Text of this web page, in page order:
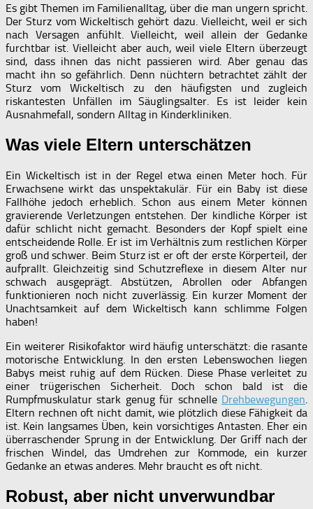
Es gibt Themen im Familienalltag, über die man ungern spricht.
Der Sturz vom Wickeltisch gehört dazu. Vielleicht, weil er sich
nach Versagen anfühlt. Vielleicht, weil allein der Gedanke
furchtbar ist. Vielleicht aber auch, weil viele Eltern überzeugt
sind, dass ihnen das nicht passieren wird. Aber genau das
macht ihn so gefährlich. Denn nüchtern betrachtet zählt der
Sturz vom Wickeltisch zu den häufigsten und zugleich
riskantesten Unfällen im Säuglingsalter. Es ist leider kein
Ausnahmefall, sondern Alltag in Kinderkliniken.
Was viele Eltern unterschätzen
Ein Wickeltisch ist in der Regel etwa einen Meter hoch. Für
Erwachsene wirkt das unspektakulär. Für ein Baby ist diese
Fallhöhe jedoch erheblich. Schon aus einem Meter können
gravierende Verletzungen entstehen. Der kindliche Körper ist
dafür schlicht nicht gemacht. Besonders der Kopf spielt eine
entscheidende Rolle. Er ist im Verhältnis zum restlichen Körper
groß und schwer. Beim Sturz ist er oft der erste Körperteil, der
aufprallt. Gleichzeitig sind Schutzreflexe in diesem Alter nur
schwach ausgeprägt. Abstützen, Abrollen oder Abfangen
funktionieren noch nicht zuverlässig. Ein kurzer Moment der
Unachtsamkeit auf dem Wickeltisch kann schlimme Folgen
haben!
Ein weiterer Risikofaktor wird häufig unterschätzt: die rasante
motorische Entwicklung. In den ersten Lebenswochen liegen
Babys meist ruhig auf dem Rücken. Diese Phase verleitet zu
einer trügerischen Sicherheit. Doch schon bald ist die
Rumpfmuskulatur stark genug für schnelle Drehbewegungen
Eltern rechnen oft nicht damit, wie plötzlich diese Fähigkeit da
ist. Kein langsames Üben, kein vorsichtiges Antasten. Eher ein
überraschender Sprung in der Entwicklung. Der Griff nach der
frischen Windel, das Umdrehen zur Kommode, ein kurzer
Gedanke an etwas anderes. Mehr braucht es oft nicht.
Robust, aber nicht unverwundbar